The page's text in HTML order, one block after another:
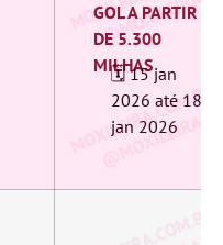
GOL A PARTIR
DE 5.300
MILHAS
🗓️ 15 jan
2026 ‎até 18
jan 2026